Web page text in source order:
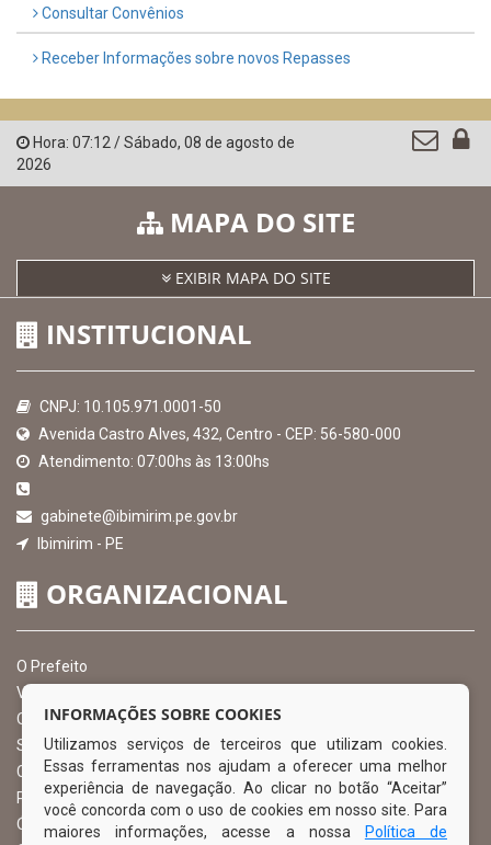
Consultar Convênios
Receber Informações sobre novos Repasses
Hora: 07:12 /Sábado, 08 de agosto de
2026
MAPA DO SITE
EXIBIR MAPA DO SITE
INSTITUCIONAL
CNPJ: 10.105.971.0001-50
Avenida Castro Alves, 432, Centro - CEP: 56-580-000
Atendimento: 07:00hs às 13:00hs
gabinete@ibimirim.pe.gov.br
Ibimirim - PE
ORGANIZACIONAL
O Prefeito
Vice Prefeito
Ouvidoria Municipal
Serviço de Informação ao Cidadão – SIC
Chefe de Gabinete
Procuradoria Geral
Órgão de Controle Interno
INFORMAÇÕES SOBRE COOKIES
Utilizamos serviços de terceiros que utilizam cookies.
Essas ferramentas nos ajudam a oferecer uma melhor
experiência de navegação. Ao clicar no botão “Aceitar”
você concorda com o uso de cookies em nosso site. Para
maiores informações, acesse a nossa
Política de